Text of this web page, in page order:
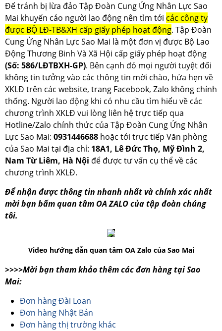
Để tránh bị lừa đảo Tập Đoàn Cung Ứng Nhân Lực Sao
Mai khuyến cáo người lao động nên tìm tới các công ty
được BỘ LĐ-TB&XH cấp giấy phép hoạt động. Tập Đoàn
Cung Ứng Nhân Lực Sao Mai là một đơn vị được Bộ Lao
Động Thương Binh Và Xã Hội cấp giấy phép hoạt động
(Số: 586/LĐTBXH-GP). Bên cạnh đó mọi người tuyệt đối
không tin tưởng vào các thông tin mời chào, hứa hẹn về
XKLĐ trên các website, trang Facebook, Zalo không chính
thống. Người lao động khi có nhu cầu tìm hiểu về các
chương trình XKLĐ vui lòng liên hệ trực tiếp qua
Hotline/Zalo chính thức của Tập Đoàn Cung Ứng Nhân
Lực Sao Mai: 0931446688 hoặc tới trực tiếp Văn phòng
của Sao Mai tại địa chỉ: 18A1, Lê Đức Thọ, Mỹ Đình 2,
Nam Từ Liêm, Hà Nội để được tư vấn cụ thể về các
chương trình XKLĐ.
Để nhận được thông tin nhanh nhất và chính xác nhất
mời bạn bấm quan tâm OA ZALO của tập đoàn chúng
tôi.
Video hướng dẫn quan tâm OA Zalo của Sao Mai
>>>>Mời bạn tham khảo thêm các đơn hàng tại Sao
Mai:
Đơn hàng Đài Loan
Đơn hàng Nhật Bản
Đơn hàng thị trường khác